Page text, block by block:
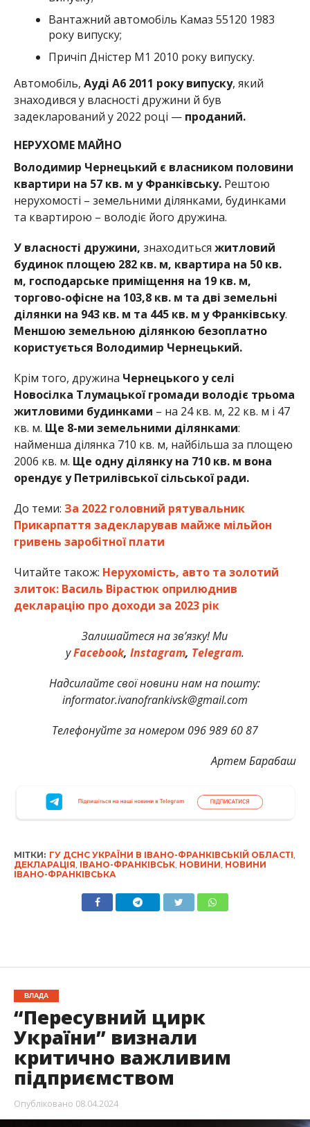
Вантажний автомобіль Камаз 55120 1983
року випуску;
Причіп Дністер М1 2010 року випуску.
Автомобіль, Ауді А6 2011 року випуску, який
знаходився у власності дружини й був
задекларований у 2022 році — проданий.
НЕРУХОМЕ МАЙНО
Володимир Чернецький є власником половини
квартири на 57 кв. м у Франківську.Рештою
нерухомості – земельними ділянками, будинками
та квартирою – володіє його дружина.
У власності дружини, знаходиться житловий
будинок площею 282 кв. м, квартира на 50 кв.
м, господарське приміщення на 19 кв. м,
торгово-офісне на 103,8 кв. м та дві земельні
ділянки на 943 кв. м та 445 кв. м у Франківську.
Меншою земельною ділянкою безоплатно
користується Володимир Чернецький.
Крім того, дружина Чернецького у селі
Новосілка Тлумацької громади володіє трьома
житловими будинками – на 24 кв. м, 22 кв. м і 47
кв. м. Ще 8-ми земельними ділянками:
найменша ділянка 710 кв. м, найбільша за площею
2006 кв. м. Ще одну ділянку на 710 кв. м вона
орендує у Петрилівської сільської ради.
До теми: За 2022 головний рятувальник
Прикарпаття задекларував майже мільйон
гривень заробітної плати
Читайте також: Нерухомість, авто та золотий
злиток: Василь Вірастюк оприлюднив
декларацію про доходи за 2023 рік
Залишайтеся на зв’язку! Ми
уFacebook, Instagram, Telegram.
Надсилайте свої новини нам на пошту:
informator.ivanofrankivsk@gmail.com
Телефонуйте за номером 096 989 60 87
Артем Барабаш
МІТКИ: ГУ ДСНС УКРАЇНИ В ІВАНО-ФРАНКІВСЬКІЙ ОБЛАСТІ
ДЕКЛАРАЦІЯ ІВАНО-ФРАНКІВСЬК, НОВИНИ НОВИНИ
ІВАНО-ФРАНКІВСЬКА
ВЛАДА
“Пересувний цирк
України” визнали
критично важливим
підприємством
Опубліковано 08.04.2024